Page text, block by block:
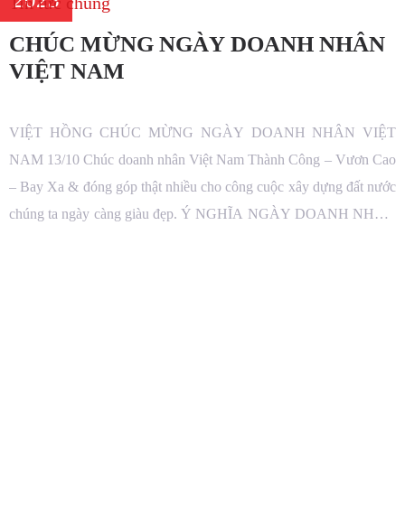
CHÚC MỪNG NGÀY DOANH NHÂN
VIỆT NAM
VIỆT HỒNG CHÚC MỪNG NGÀY DOANH NHÂN VIỆT
NAM 13/10 Chúc doanh nhân Việt Nam Thành Công – Vươn Cao
– Bay Xa & đóng góp thật nhiều cho công cuộc xây dựng đất nước
chúng ta ngày càng giàu đẹp. Ý NGHĨA NGÀY DOANH NHÂN